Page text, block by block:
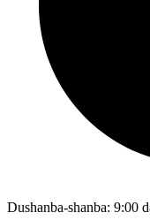
Dushanba-shanba: 9:00